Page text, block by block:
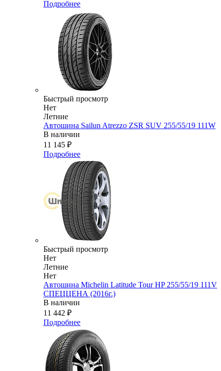
Подробнее
Быстрый просмотр
Нет
Летние
Автошина Sailun Atrezzo ZSR SUV 255/55/19 111W
В наличии
11 145 ₽
Подробнее
Быстрый просмотр
Нет
Летние
Нет
Автошина Michelin Latitude Tour HP 255/55/19 111V
СПЕЦЦЕНА (2016г.)
В наличии
11 442 ₽
Подробнее